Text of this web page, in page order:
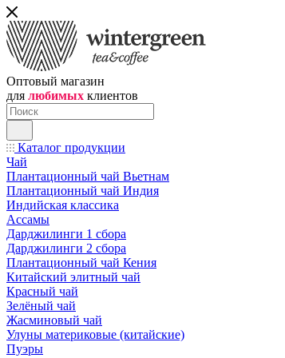
Оптовый магазин
для любимых клиентов
Каталог продукции
Чай
Плантационный чай Вьетнам
Плантационный чай Индия
Индийская классика
Ассамы
Дарджилинги 1 сбора
Дарджилинги 2 сбора
Плантационный чай Кения
Китайский элитный чай
Красный чай
Зелёный чай
Жасминовый чай
Улуны материковые (китайские)
Пуэры